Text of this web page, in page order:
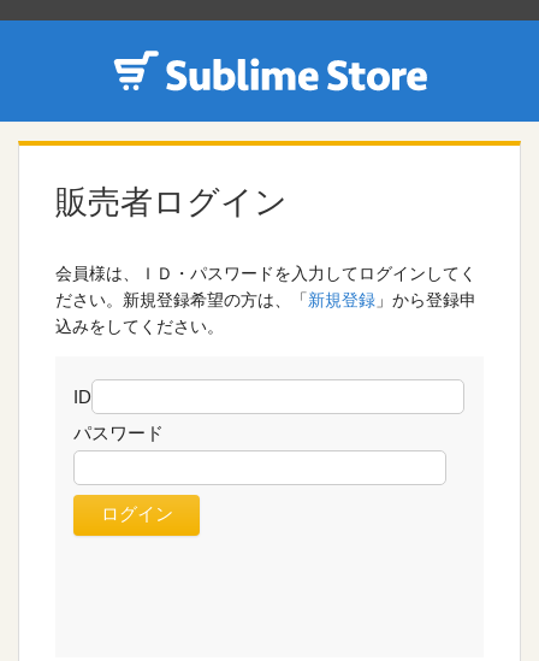
販売者ログイン
会員様は、ＩＤ・パスワードを入力してログインしてく
ださい。新規登録希望の方は、「新規登録 」から登録申
込みをしてください。
ID
パスワード